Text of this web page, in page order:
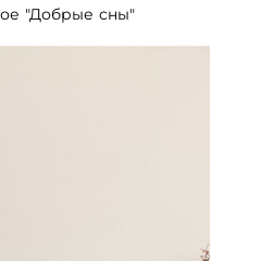
"Добрые сны"